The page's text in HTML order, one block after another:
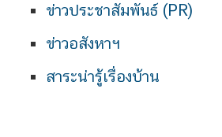
ข่าวประชาสัมพันธ์ (PR)
ข่าวอสังหาฯ
สาระน่ารู้เรื่องบ้าน